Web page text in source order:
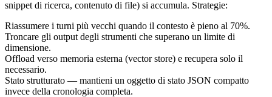
snippet di ricerca, contenuto di file) si accumula. Strategie:
Riassumere i turni più vecchi quando il contesto è pieno al 70%.
Troncare gli output degli strumenti che superano un limite di
dimensione.
Offload verso memoria esterna (vector store) e recupera solo il
necessario.
Stato strutturato — mantieni un oggetto di stato JSON compatto
invece della cronologia completa.